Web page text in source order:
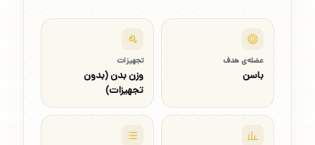
عضله‌ی هدف
باسن
تجهیزات
وزن بدن (بدون
تجهیزات)